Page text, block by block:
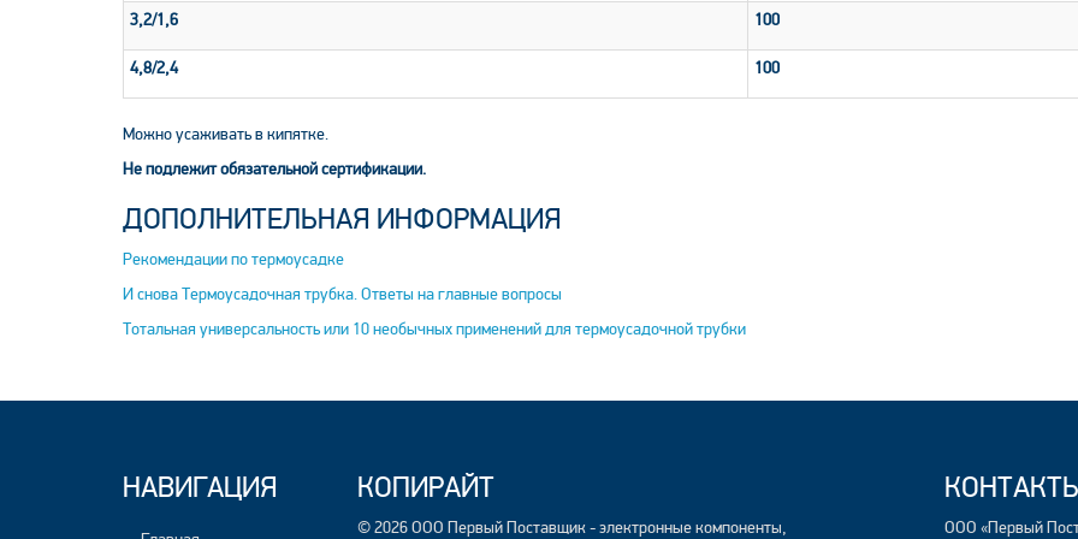
3,2/1,6 100
4,8/2,4 100
Можно усаживать в кипятке.
Не подлежит обязательной сертификации.
ДОПОЛНИТЕЛЬНАЯ ИНФОРМАЦИЯ
Рекомендации по термоусадке
И снова Термоусадочная трубка. Ответы на главные вопросы
Тотальная универсальность или 10 необычных применений для термоусадочной трубки
НАВИГАЦИЯ КОПИРАЙТ
© 2026 ООО Первый Поставщик - электронные компоненты, ООО «Первый